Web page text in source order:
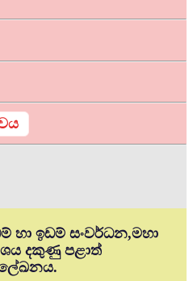
හා ඉඩම් සංවර්ධන,මහා
දකුණු පළාත්